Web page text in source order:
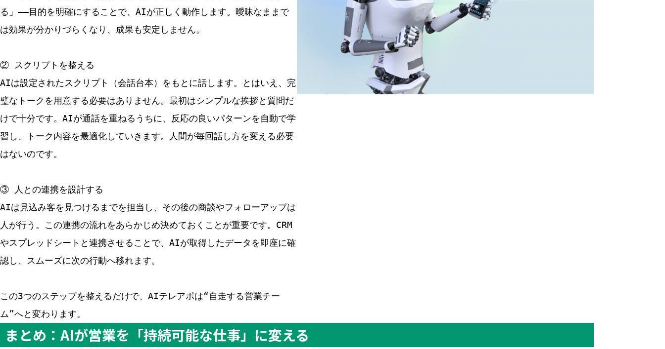
る」――目的を明確にすることで、AIが正しく動作します。曖昧なままで
は効果が分かりづらくなり、成果も安定しません。
② スクリプトを整える
AIは設定されたスクリプト（会話台本）をもとに話します。とはいえ、完
璧なトークを用意する必要はありません。最初はシンプルな挨拶と質問だ
けで十分です。AIが通話を重ねるうちに、反応の良いパターンを自動で学
習し、トーク内容を最適化していきます。人間が毎回話し方を変える必要
はないのです。
③ 人との連携を設計する
AIは見込み客を見つけるまでを担当し、その後の商談やフォローアップは
人が行う。この連携の流れをあらかじめ決めておくことが重要です。CRM
やスプレッドシートと連携させることで、AIが取得したデータを即座に確
認し、スムーズに次の行動へ移れます。
この3つのステップを整えるだけで、AIテレアポは“自走する営業チー
ム”へと変わります。
まとめ：AIが営業を「持続可能な仕事」に変える